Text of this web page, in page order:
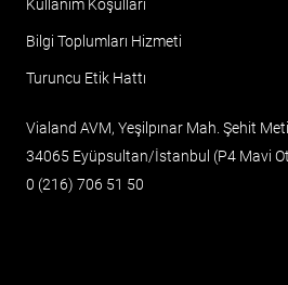
Kullanım Koşulları
Bilgi Toplumları Hizmeti
Turuncu Etik Hattı
Vialand AVM, Yeşilpınar Mah. Şehit
34065 Eyüpsultan/İstanbul (P4 Mavi
0 (216) 706 51 50